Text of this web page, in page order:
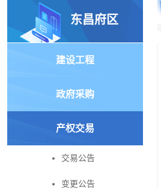
东昌府区
建设工程
政府采购
产权交易
交易公告
变更公告